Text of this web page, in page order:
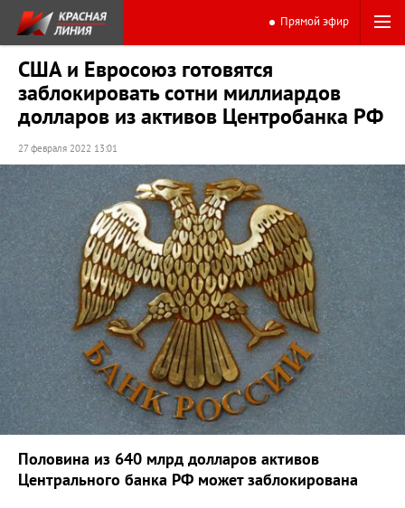
Прямой эфир
США и Евросоюз готовятся
заблокировать сотни миллиардов
долларов из активов Центробанка РФ
27 февраля 2022 13:01
Половина из 640 млрд долларов активов
Центрального банка РФ может заблокирована